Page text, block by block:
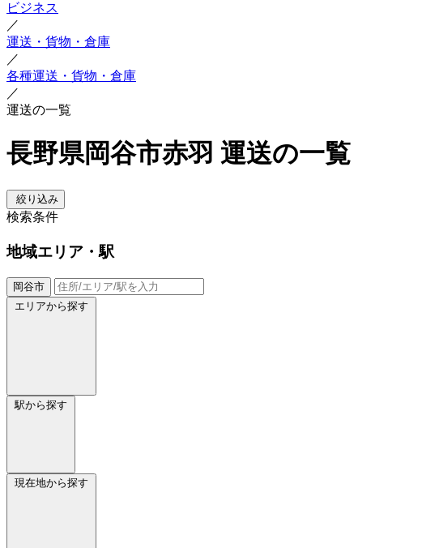
ビジネス
／
運送・貨物・倉庫
／
各種運送・貨物・倉庫
／
運送の一覧
長野県岡谷市赤羽 運送の一覧
絞り込み
検索条件
地域エリア・駅
岡谷市
エリアから探す
駅から探す
現在地から探す